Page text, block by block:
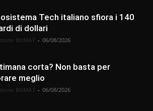
Tech italiano sfiora i 140
di dollari
- 06/08/2026
corta? Non basta per
meglio
- 06/08/2026